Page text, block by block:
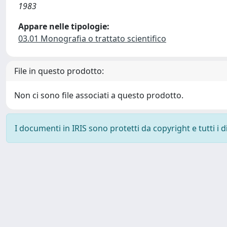
1983
Appare nelle tipologie:
03.01 Monografia o trattato scientifico
File in questo prodotto:
Non ci sono file associati a questo prodotto.
I documenti in IRIS sono protetti da copyright e tutti i